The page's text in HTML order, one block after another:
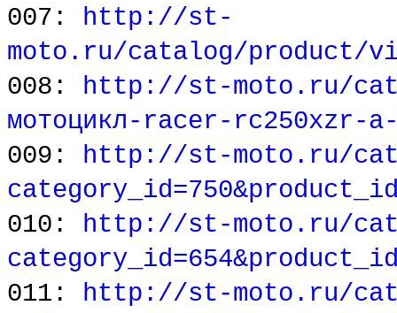
007: http://st-
moto.ru/catalog/product/
008: http://st-moto.ru/
мотоцикл-racer-rc250xzr-
009: http://st-moto.ru/
010: http://st-moto.ru/
011: http://st-moto.ru/